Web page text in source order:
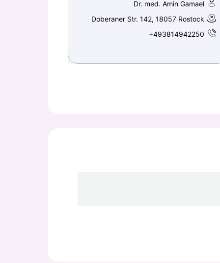
Dr. med. Amin Gamael
Doberaner Str. 142, 18057 Rostock
+493814942250